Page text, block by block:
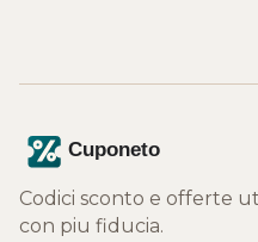
Codici sconto e offerte
con piu fiducia.